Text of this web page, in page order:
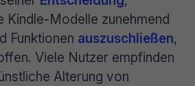
Kindle-Modelle zunehmend
Funktionen auszuschließen,
Viele Nutzer empfinden
Alterung von